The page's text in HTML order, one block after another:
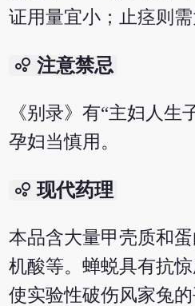
证用量宜小；止痉则需
bubble_chart 注意禁忌
《别录》有“主妇人生
孕妇当慎用。
bubble_chart 现代药理
本品含大量甲壳质和
机酸等。蝉蜕具有抗
使实验性破伤风家兔